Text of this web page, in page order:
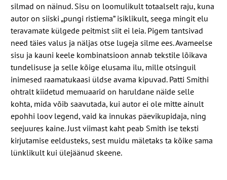
silmad on näinud. Sisu on loomulikult totaalselt raju, kuna
autor on siiski „pungi ristiema” isiklikult, seega mingit elu
teravamate külgede peitmist siit ei leia. Pigem tantsivad
need täies valus ja näljas otse lugeja silme ees. Avameelse
sisu ja kauni keele kombinatsioon annab tekstile lõikava
tundelisuse ja selle kõige elusama ilu, mille otsinguil
inimesed raamatukaasi üldse avama kipuvad. Patti Smithi
ohtralt kiidetud memuaarid on haruldane näide selle
kohta, mida võib saavutada, kui autor ei ole mitte ainult
epohhi loov legend, vaid ka innukas päevikupidaja, ning
seejuures kaine. Just viimast kaht peab Smith ise teksti
kirjutamise eeldusteks, sest muidu mäletaks ta kõike sama
lünklikult kui ülejäänud skeene.